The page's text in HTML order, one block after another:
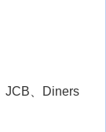
JCB
Diners